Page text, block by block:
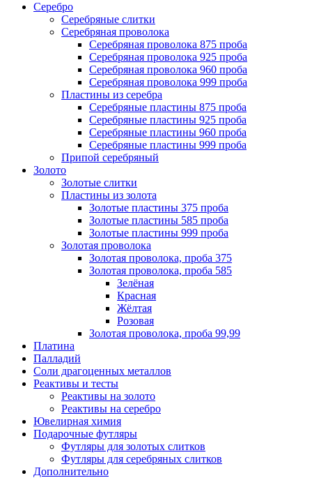
Серебро
Серебряные слитки
Серебряная проволока
Серебряная проволока 875 проба
Серебряная проволока 925 проба
Серебряная проволока 960 проба
Серебряная проволока 999 проба
Пластины из серебра
Серебряные пластины 875 проба
Серебряные пластины 925 проба
Серебряные пластины 960 проба
Серебряные пластины 999 проба
Припой серебряный
Золото
Золотые слитки
Пластины из золота
Золотые пластины 375 проба
Золотые пластины 585 проба
Золотые пластины 999 проба
Золотая проволока
Золотая проволока, проба 375
Золотая проволока, проба 585
Зелёная
Красная
Жёлтая
Розовая
Золотая проволока, проба 99,99
Платина
Палладий
Соли драгоценных металлов
Реактивы и тесты
Реактивы на золото
Реактивы на серебро
Ювелирная химия
Подарочные футляры
Футляры для золотых слитков
Футляры для серебряных слитков
Дополнительно